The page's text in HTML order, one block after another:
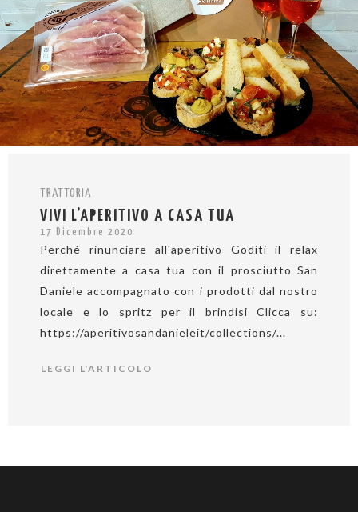
TRATTORIA
VIVI L’APERITIVO A CASA TUA
17 Dicembre 2020
Perchè rinunciare all'aperitivo Goditi il relax
direttamente a casa tua con il prosciutto San
Daniele accompagnato con i prodotti dal nostro
locale e lo spritz per il brindisi Clicca su:
https://aperitivosandanieleit/collections/...
LEGGI L'ARTICOLO